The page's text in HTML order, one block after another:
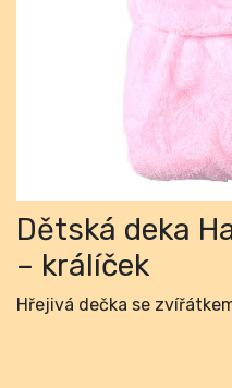
Dětská deka
– králíček
Hřejivá dečka se